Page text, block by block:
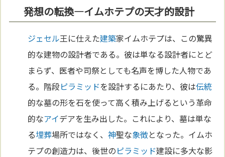
発想の転換—イムホテプの天才的設計
ジェセル王に仕えた建築家イムホテプは、この驚異
的な建物の設計者である。彼は単なる設計者にとど
まらず、医者や司祭としても名声を博した人物であ
る。階段ピラミッドを設計するにあたり、彼は伝統
的な墓の形を石を使って高く積み上げるという革命
的なアイデアを生み出した。これにより、墓は単な
る埋葬場所ではなく、神聖な象徴となった。イムホ
テプの創造力は、後世のピラミッド建設に多大な影